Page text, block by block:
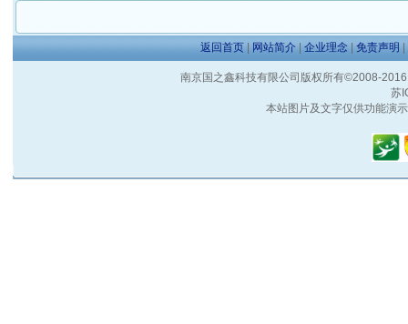
返回首页| 网站简介 | 企业理念 | 免责声明 |
南京国之鑫科技有限公司版权所有©2008-
苏
本站图片及文字仅供功能演